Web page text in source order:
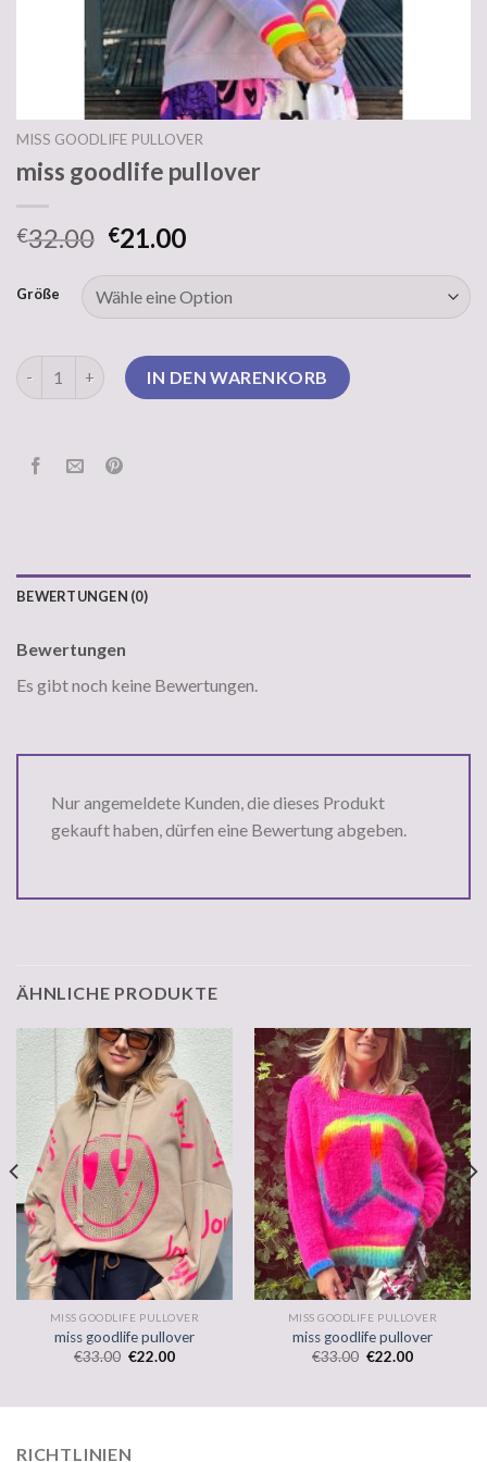
MISS GOODLIFE PULLOVER
miss goodlife pullover
€32.00 €21.00
Größe
miss goodlife pullover MengeIN DEN WARENKORB
BEWERTUNGEN (0)
Bewertungen
Es gibt noch keine Bewertungen.
Nur angemeldete Kunden, die dieses Produkt
gekauft haben, dürfen eine Bewertung abgeben.
ÄHNLICHE PRODUKTE
MISS GOODLIFE PULLOVER
miss goodlife pullover
€33.00 €22.00
MISS GOODLIFE PULLOVER
miss goodlife pullover
€33.00 €22.00
RICHTLINIEN